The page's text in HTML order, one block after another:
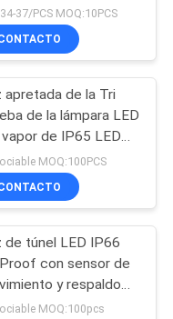
de 5 años alto
37/PCS MOQ:10PCS
apretada de la Tri
de la lámpara LED
de IP65 LED
las soluciones de
modificadas
requisitos
MOQ:100PCS
de túnel LED IP66
con sensor de
y respaldo
MOQ:100pcs